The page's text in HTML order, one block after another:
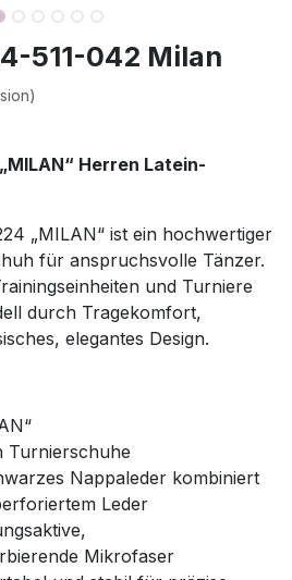
511-042 Milan
Herren Latein-
„MILAN“ ist ein hochwertiger
für anspruchsvolle Tänzer.
und Turniere
durch Tragekomfort,
elegantes Design.
Turnierschuhe
Nappaleder kombiniert
Leder
Mikrofaser